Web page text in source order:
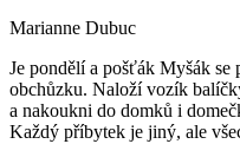
Marianne Dubuc
Je pondělí a pošťák Myšák se
obchůzku. Naloží vozík
a nakoukni do domků i
Každý příbytek je jiný, ale